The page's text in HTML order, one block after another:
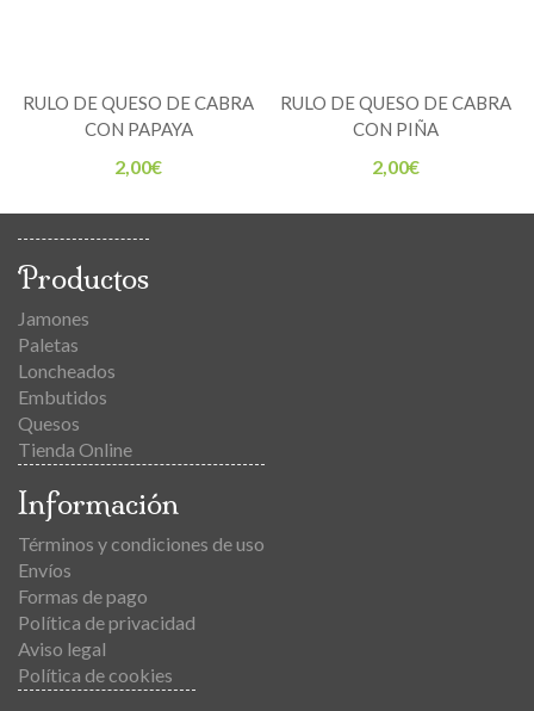
RULO DE QUESO DE CABRA
CON PAPAYA
2,00€
RULO DE QUESO DE CABRA
CON PIÑA
2,00€
Productos
Jamones
Paletas
Loncheados
Embutidos
Quesos
Tienda Online
Información
Términos y condiciones de uso
Envíos
Formas de pago
Política de privacidad
Aviso legal
Política de cookies